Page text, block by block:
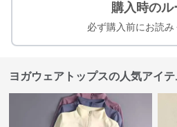
購入時のル
必ず購入前にお読み
ヨガウェアトップスの人気アイテ